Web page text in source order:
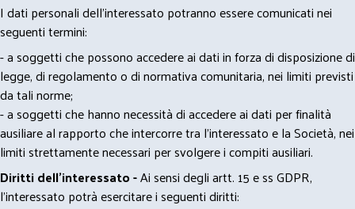
I dati personali dell’interessato potranno essere comunicati nei
seguenti termini:
- a soggetti che possono accedere ai dati in forza di disposizione di
legge, di regolamento o di normativa comunitaria, nei limiti previsti
da tali norme;
- a soggetti che hanno necessità di accedere ai dati per finalità
ausiliare al rapporto che intercorre tra l’interessato e la Società, nei
limiti strettamente necessari per svolgere i compiti ausiliari.
Diritti dell’interessato -Ai sensi degli artt. 15 e ss GDPR,
l’interessato potrà esercitare i seguenti diritti: